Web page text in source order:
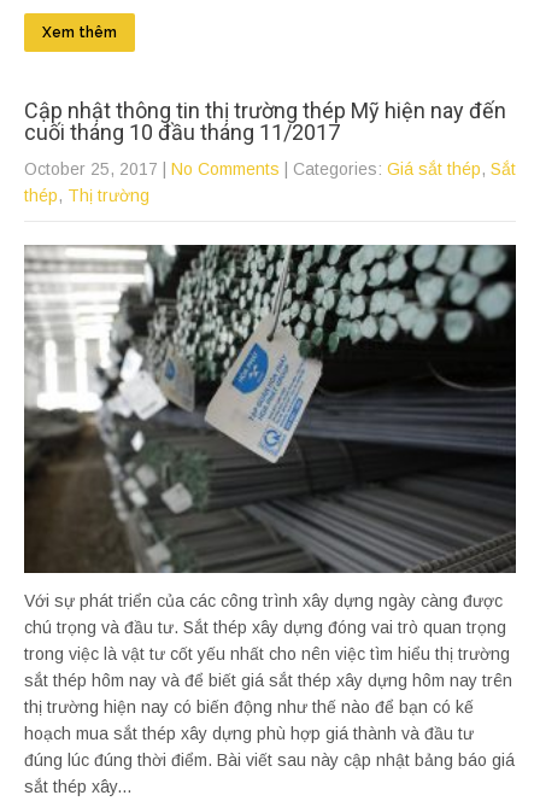
Xem thêm
Cập nhật thông tin thị trường thép Mỹ hiện nay đến
cuối tháng 10 đầu tháng 11/2017
October 25, 2017 No Comments | Categories: Giá sắt thép, Sắt
thép, Thị trường
Với sự phát triển của các công trình xây dựng ngày càng được
chú trọng và đầu tư. Sắt thép xây dựng đóng vai trò quan trọng
trong việc là vật tư cốt yếu nhất cho nên việc tìm hiểu thị trường
sắt thép hôm nay và để biết giá sắt thép xây dựng hôm nay trên
thị trường hiện nay có biến động như thế nào để bạn có kế
hoạch mua sắt thép xây dựng phù hợp giá thành và đầu tư
đúng lúc đúng thời điểm. Bài viết sau này cập nhật bảng báo giá
sắt thép xây...